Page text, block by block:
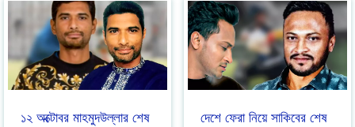
১২ অক্টোবর মাহমুদউল্লার শেষ
দেশে ফেরা নিয়ে সাকিবের শেষ